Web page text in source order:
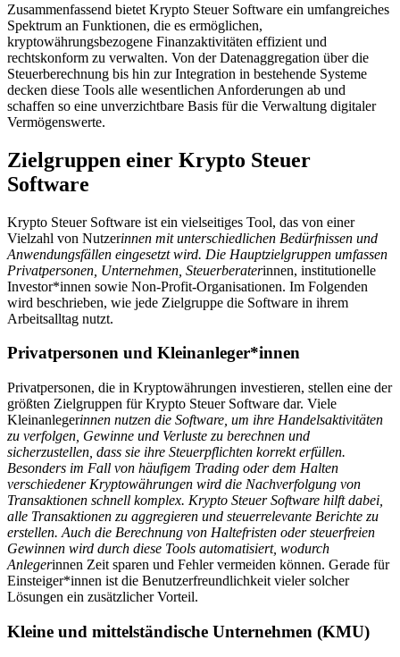
Zusammenfassend bietet Krypto Steuer Software ein umfangreiches
Spektrum an Funktionen, die es ermöglichen,
kryptowährungsbezogene Finanzaktivitäten effizient und
rechtskonform zu verwalten. Von der Datenaggregation über die
Steuerberechnung bis hin zur Integration in bestehende Systeme
decken diese Tools alle wesentlichen Anforderungen ab und
schaffen so eine unverzichtbare Basis für die Verwaltung digitaler
Vermögenswerte.
Zielgruppen einer Krypto Steuer
Software
Krypto Steuer Software ist ein vielseitiges Tool, das von einer
Vielzahl von Nutzerinnen mit unterschiedlichen Bedürfnissen und
Anwendungsfällen eingesetzt wird. Die Hauptzielgruppen umfassen
Privatpersonen, Unternehmen, Steuerberaterinnen, institutionelle
Investor*innen sowie Non-Profit-Organisationen. Im Folgenden
wird beschrieben, wie jede Zielgruppe die Software in ihrem
Arbeitsalltag nutzt.
Privatpersonen und Kleinanleger*innen
Privatpersonen, die in Kryptowährungen investieren, stellen eine der
größten Zielgruppen für Krypto Steuer Software dar. Viele
Kleinanlegerinnen nutzen die Software, um ihre Handelsaktivitäten
zu verfolgen, Gewinne und Verluste zu berechnen und
sicherzustellen, dass sie ihre Steuerpflichten korrekt erfüllen.
Besonders im Fall von häufigem Trading oder dem Halten
verschiedener Kryptowährungen wird die Nachverfolgung von
Transaktionen schnell komplex. Krypto Steuer Software hilft dabei,
alle Transaktionen zu aggregieren und steuerrelevante Berichte zu
erstellen. Auch die Berechnung von Haltefristen oder steuerfreien
Gewinnen wird durch diese Tools automatisiert, wodurch
Anlegerinnen Zeit sparen und Fehler vermeiden können. Gerade für
Einsteiger*innen ist die Benutzerfreundlichkeit vieler solcher
Lösungen ein zusätzlicher Vorteil.
Kleine und mittelständische Unternehmen (KMU)